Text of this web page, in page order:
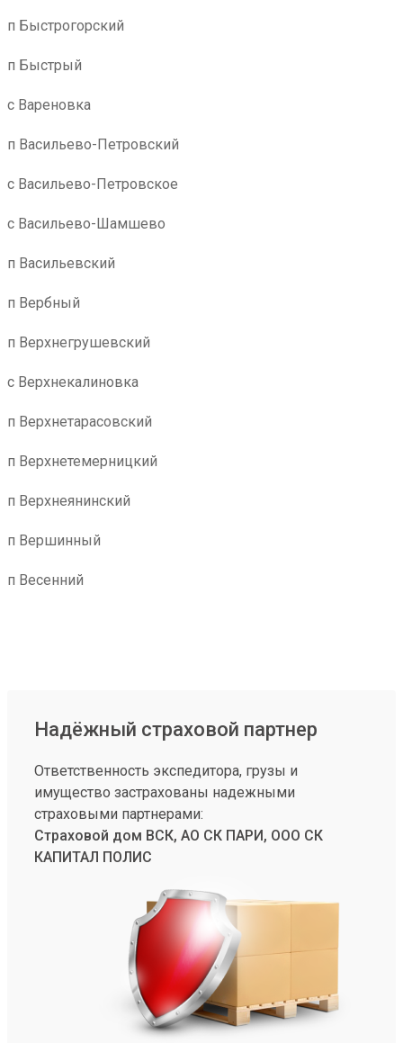
п Быстрогорский
п Быстрый
с Вареновка
п Васильево-Петровский
с Васильево-Петровское
с Васильево-Шамшево
п Васильевский
п Вербный
п Верхнегрушевский
с Верхнекалиновка
п Верхнетарасовский
п Верхнетемерницкий
п Верхнеянинский
п Вершинный
п Весенний
Надёжный страховой партнер
Ответственность экспедитора, грузы и
имущество застрахованы надежными
страховыми партнерами:
Страховой дом ВСК, АО СК ПАРИ, ООО СК
КАПИТАЛ ПОЛИС